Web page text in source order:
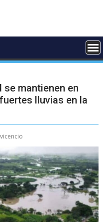
mantienen en
lluvias en la